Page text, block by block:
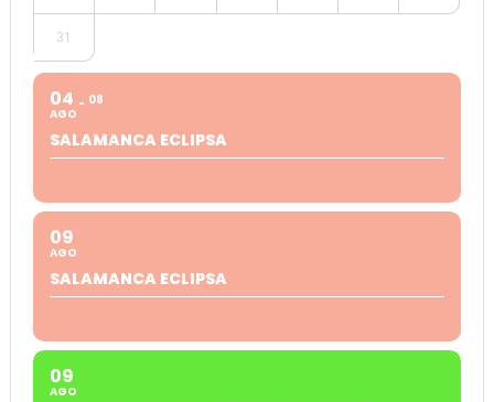
31
04
AGO
08
SALAMANCA ECLIPSA
09
AGO
SALAMANCA ECLIPSA
09
AGO